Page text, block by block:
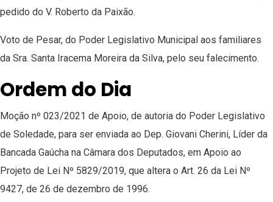
pedido do V. Roberto da Paixão.
Voto de Pesar, do Poder Legislativo Municipal aos familiares
da Sra. Santa Iracema Moreira da Silva, pelo seu falecimento.
Ordem do Dia
Moção nº 023/2021 de Apoio, de autoria do Poder Legislativo
de Soledade, para ser enviada ao Dep. Giovani Cherini, Líder da
Bancada Gaúcha na Câmara dos Deputados, em Apoio ao
Projeto de Lei Nº 5829/2019, que altera o Art. 26 da Lei Nº
9427, de 26 de dezembro de 1996.